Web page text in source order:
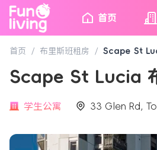
首页
首页 / 布里斯班租房 / Scape St
Scape St Lucia
学生公寓 33 Glen Rd,